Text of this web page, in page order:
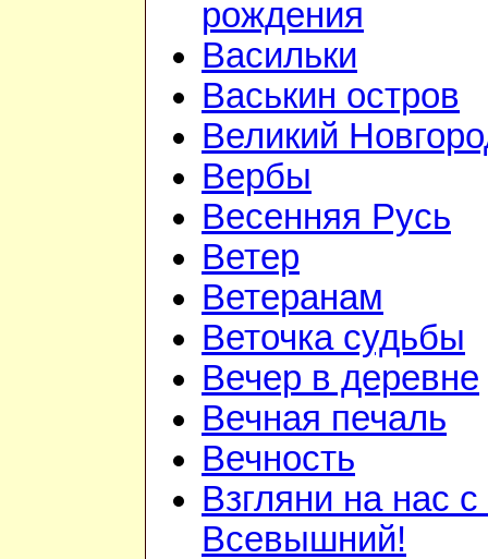
рождения
Васильки
Васькин остров
Великий
Вербы
Весенняя Русь
Ветер
Ветеранам
Веточка судьбы
Вечер в деревне
Вечная печаль
Вечность
Взгляни на нас
Всевышний!